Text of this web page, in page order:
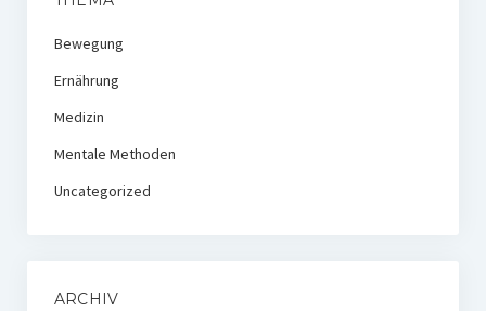
Bewegung
Ernährung
Medizin
Mentale Methoden
Uncategorized
ARCHIV